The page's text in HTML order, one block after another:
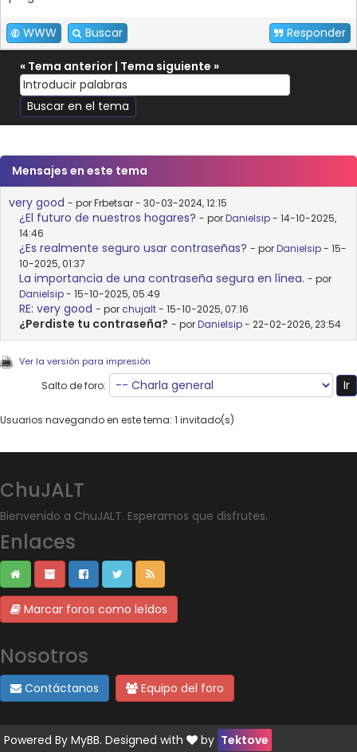
WWW Buscar Responder
« Tema anterior | Tema siguiente »
Mensajes en este tema
very good - por Frbetsar - 30-03-2024, 12:15
¿El futuro de nuestros hogares? - porDanielsip- 14-10-2025,
14:46
¿Es realmente seguro usar contraseñas? - porDanielsip- 15-
10-2025, 01:37
La importancia de una contraseña segura en línea. - por
Danielsip- 15-10-2025, 05:49
RE: very good - por chujalt- 15-10-2025, 07:16
¿Perdiste tu contraseña? - porDanielsip- 22-02-2026, 23:54
Ver la versión para impresión
Salto de foro:
Usuarios navegando en este tema: 1 invitado(s)
ChuJALT
Bienvenido a ChuJALT. Esperamos que disfrutes.
Enlaces
Marcar foros como leídos
Nosotros
Contáctanos Equipo del foro
Powered By MyBB. Designed with by Tektove